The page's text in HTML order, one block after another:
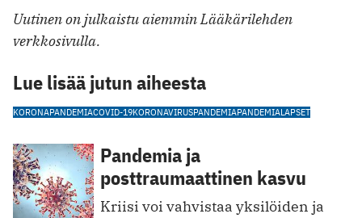
Uutinen on julkaistu aiemmin Lääkärilehden
verkkosivulla.
Lue lisää jutun aiheesta
KORONAPANDEMIACOVID-19KORONAVIRUSPANDEMIAPANDEMIALAPSET
Pandemia ja
posttraumaattinen kasvu
Kriisi voi vahvistaa yksilöiden ja